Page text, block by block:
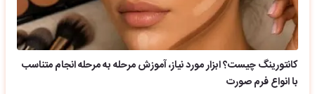
کانتورینگ چیست؟ ابزار مورد نیاز، آموزش مرحله به مرحله انجام متناسب
با انواع فرم صورت